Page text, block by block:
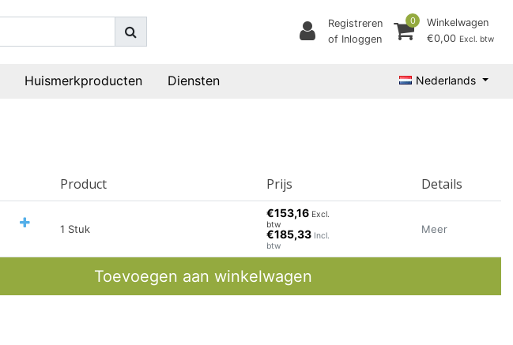
Registreren
of Inloggen
0
Winkelwagen
€0,00 Excl. btw
Huismerkproducten Diensten Nederlands
Product Prijs Details
1 Stuk
€153,16 Excl.
btw
€185,33 Incl.
btw
Meer
Toevoegen aan winkelwagen